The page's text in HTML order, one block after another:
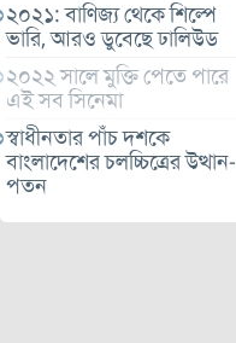
২০২১: বাণিজ্য থেকে শিল্পে
ভারি, আরও ডুবেছে ঢালিউড
২০২২ সালে মুক্তি পেতে পারে
এই সব সিনেমা
স্বাধীনতার পাঁচ দশকে
বাংলাদেশের চলচ্চিত্রের উত্থান-
পতন